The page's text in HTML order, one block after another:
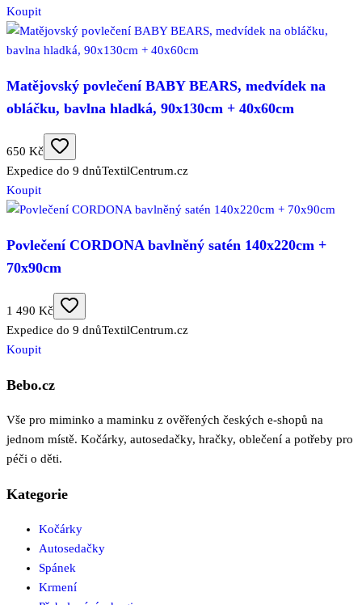
Koupit
Matějovský povlečení BABY BEARS, medvídek na
obláčku, bavlna hladká, 90x130cm + 40x60cm
650 Kč
Expedice do 9 dnůTextilCentrum.cz
Koupit
Povlečení CORDONA bavlněný satén 140x220cm +
70x90cm
1 490 Kč
Expedice do 9 dnůTextilCentrum.cz
Koupit
Bebo.cz
Vše pro miminko a maminku z ověřených českých e-shopů na
jednom místě. Kočárky, autosedačky, hračky, oblečení a potřeby pro
péči o děti.
Kategorie
Kočárky
Autosedačky
Spánek
Krmení